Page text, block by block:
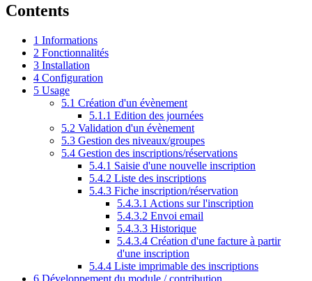
Contents
1 Informations
2 Fonctionnalités
3 Installation
4 Configuration
5 Usage
5.1 Création d'un évènement
5.1.1 Edition des journées
5.2 Validation d'un évènement
5.3 Gestion des niveaux/groupes
5.4 Gestion des inscriptions/réservations
5.4.1 Saisie d'une nouvelle inscription
5.4.2 Liste des inscriptions
5.4.3 Fiche inscription/réservation
5.4.3.1 Actions sur l'inscription
5.4.3.2 Envoi email
5.4.3.3 Historique
5.4.3.4 Création d'une facture à partir
d'une inscription
5.4.4 Liste imprimable des inscriptions
6 Développement du module / contribution